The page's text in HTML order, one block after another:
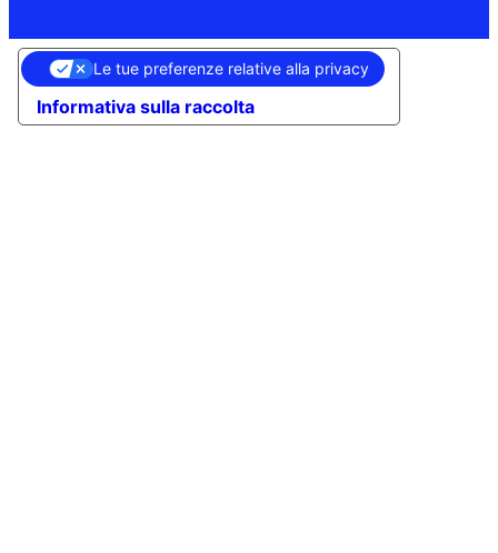
Informativa sulla raccolta
Le tue preferenze relative alla privacy